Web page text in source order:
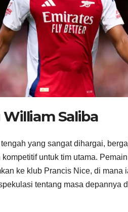
Saliba
yang sangat dihargai,
untuk tim utama.
ke klub Prancis Nice, di
tentang masa depannya